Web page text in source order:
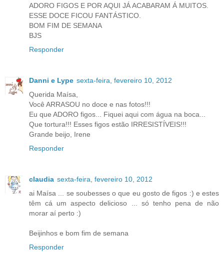
ADORO FIGOS E POR AQUI JÁ ACABARAM Á MUITOS.
ESSE DOCE FICOU FANTÁSTICO.
BOM FIM DE SEMANA
BJS
Responder
Danni e Lype sexta-feira, fevereiro 10, 2012
Querida Maísa,
Você ARRASOU no doce e nas fotos!!!
Eu que ADORO figos... Fiquei aqui com água na boca...
Que tortura!!! Esses figos estão IRRESISTÍVEIS!!!
Grande beijo, Irene
Responder
claudia sexta-feira, fevereiro 10, 2012
ai Maísa ... se soubesses o que eu gosto de figos :) e estes
têm cá um aspecto delicioso ... só tenho pena de não
morar aí perto :)
Beijinhos e bom fim de semana
Responder